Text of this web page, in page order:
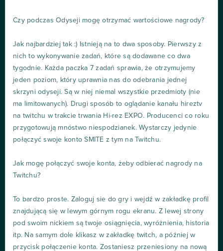
Czy podczas Odyseji mogę otrzymać wartościowe nagrody?
Jak najbardziej tak :) Istnieją na to dwa sposoby. Pierwszy z
nich to wykonywanie zadań, które są dodawane co dwa
tygodnie. Każda paczka 7 zadań sprawia, że otrzymujemy
jeden poziom, który uprawnia nas do odebrania jednej
skrzyni odyseji. Są w niej niemal wszystkie przedmioty (nie
ma limitowanych). Drugi sposób to oglądanie kanału hireztv
na twitchu w trakcie trwania Hi-rez EXPO. Producenci co roku
przygotowują mnóstwo niespodzianek. Wystarczy jedynie
połączyć swoje konto SMITE z tym na Twitchu.
Jak mogę połączyć swoje konta, żeby odbierać nagrody na
Twitchu?
To bardzo proste. Zaloguj sie do gry i wejdź w zakładkę profil
znajdującą się w lewym górnym rogu ekranu. Z lewej strony
pod swoim nickiem są twoje osiągnięcia, wyróżnienia, historia
itp. Na samym dole klikasz w zakładkę twitch, a później w
przycisk połączenie konta. Zostaniesz przeniesiony na nową